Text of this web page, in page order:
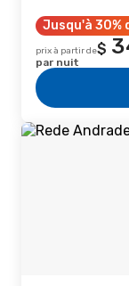
Jusqu'à 30%
prix à partir de$
par nuit